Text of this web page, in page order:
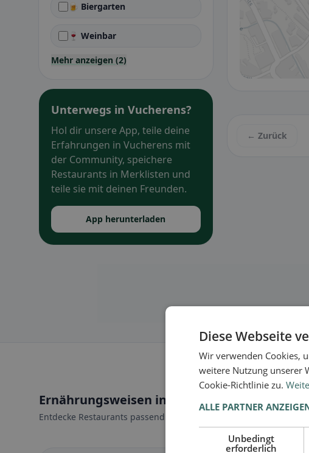
🍺 Biergarten
🍷 Weinbar
Mehr anzeigen (2)
Unterwegs in Vucherens?
Hol dir unsere App, teile deine
Erfahrungen in Vucherens mit
der Community, speichere
Restaurants in Merklisten und
teile sie mit deinen Freunden.
App herunterladen
← Zurück
Ernährungsweisen in Vucherens
Entdecke Restaurants passend zu deiner Ernährungsweise.
Diese Webseite
Wir verwenden Cookies,
weitere Nutzung unserer
Cookie-Richtlinie zu.
ALLE PARTNER
Unbedingt
erforderlich